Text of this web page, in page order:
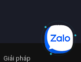
Giải pháp